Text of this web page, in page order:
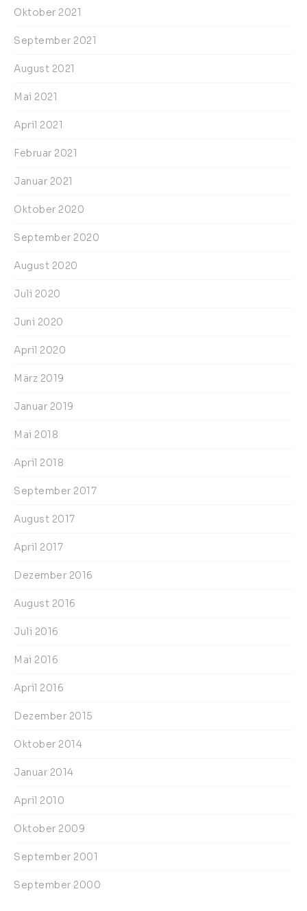
Oktober 2021
September 2021
August 2021
Mai 2021
April 2021
Februar 2021
Januar 2021
Oktober 2020
September 2020
August 2020
Juli 2020
Juni 2020
April 2020
März 2019
Januar 2019
Mai 2018
April 2018
September 2017
August 2017
April 2017
Dezember 2016
August 2016
Juli 2016
Mai 2016
April 2016
Dezember 2015
Oktober 2014
Januar 2014
April 2010
Oktober 2009
September 2001
September 2000